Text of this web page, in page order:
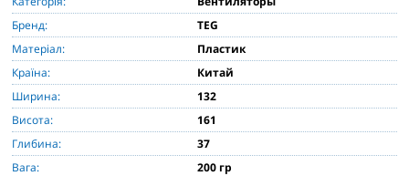
Бренд:
TEG
Матеріал:
Пластик
Країна:
Китай
Ширина:
132
Висота:
161
Глибина:
37
Вага:
200 гр